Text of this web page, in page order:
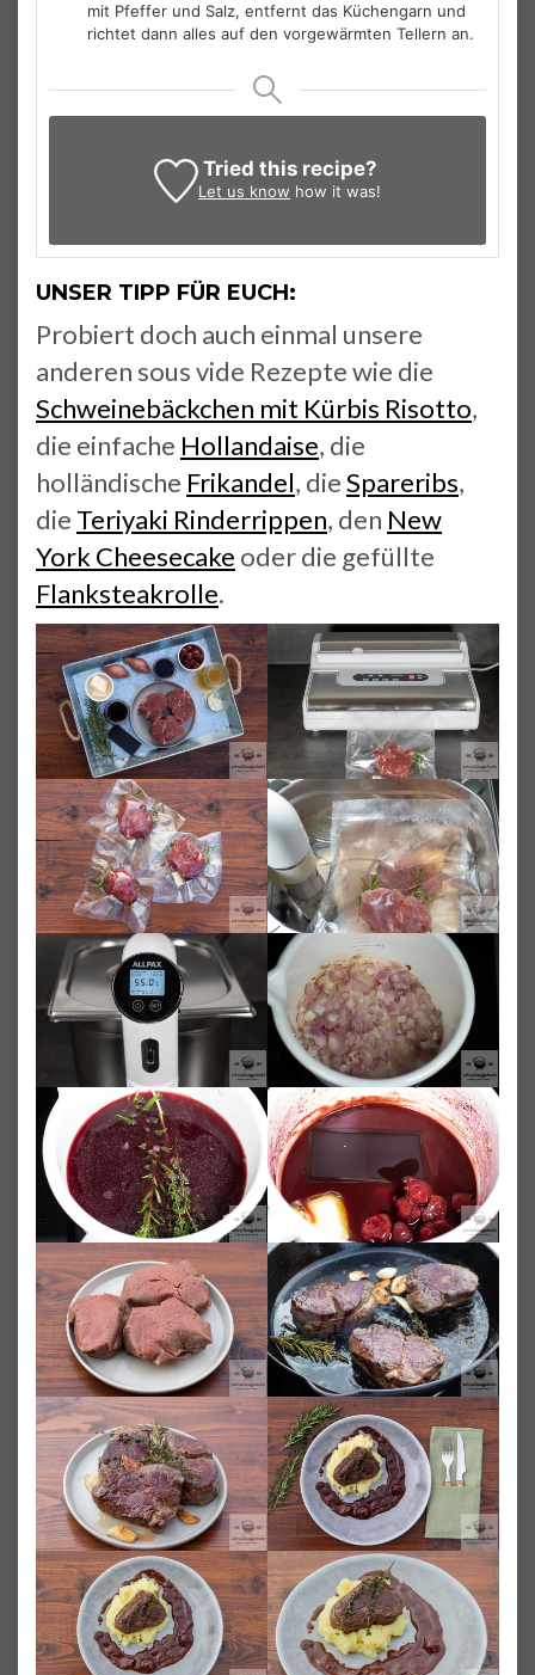
mit Pfeffer und Salz, entfernt das Küchengarn und
richtet dann alles auf den vorgewärmten Tellern an.
Tried this recipe?
Let us know how it was!
UNSER TIPP FÜR EUCH:
Probiert doch auch einmal unsere
anderen sous vide Rezepte wie die
Schweinebäckchen mit Kürbis Risotto,
die einfache Hollandaise, die
holländische Frikandel, dieSpareribs,
die Teriyaki Rinderrippen, den New
York Cheesecake oder die gefüllte
Flanksteakrolle.